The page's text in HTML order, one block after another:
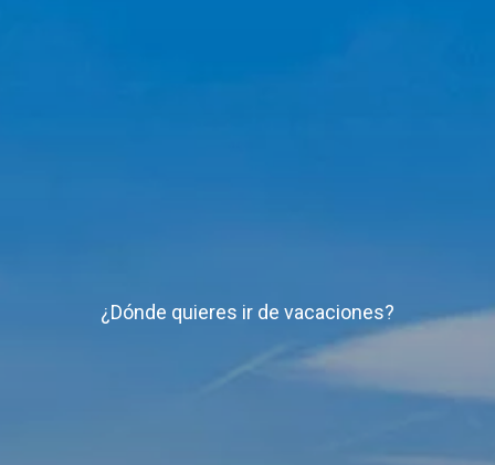
¿Dónde quieres ir de vacaciones?